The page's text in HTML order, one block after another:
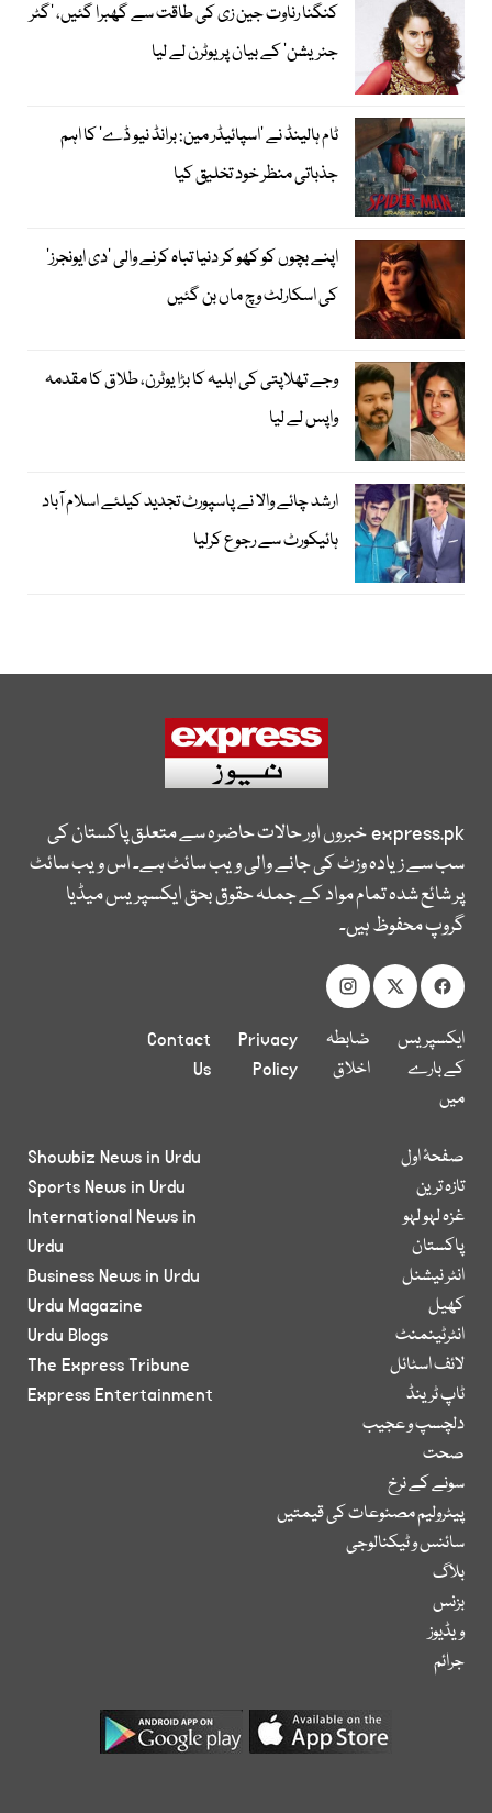
کنگنا رناوت جین زی کی طاقت سے گھبرا گئیں، ’گٹر
جنریشن‘ کے بیان پر یوٹرن لے لیا
ٹام ہالینڈ نے ’اسپائیڈر مین: برانڈ نیو ڈے‘ کا اہم
جذباتی منظر خود تخلیق کیا
اپنے بچوں کو کھو کر دنیا تباہ کرنے والی ’دی ایونجرز‘
کی اسکارلٹ وچ ماں بن گئیں
وجے تھلاپتی کی اہلیہ کا بڑا یوٹرن، طلاق کا مقدمہ
واپس لے لیا
ارشد چائے والا نے پاسپورٹ تجدید کیلئے اسلام آباد
ہائیکورٹ سے رجوع کرلیا
express.pkخبروں اور حالات حاضرہ سے متعلق پاکستان کی
سب سے زیادہ وزٹ کی جانے والی ویب سائٹ ہے۔ اس ویب سائٹ
پر شائع شدہ تمام مواد کے جملہ حقوق بحق ایکسپریس میڈیا
گروپ محفوظ ہیں۔
ایکسپریس
کے بارے
میں
ضابطہ
اخلاق
Privacy
Policy
Contact
Us
صفحۂ اول
تازہ ترین
غزہ لہو لہو
پاکستان
انٹر نیشنل
کھیل
انٹرٹینمنٹ
لائف اسٹائل
ٹاپ ٹرینڈ
دلچسپ و عجیب
صحت
سونے کے نرخ
پیٹرولیم مصنوعات کی قیمتیں
سائنس و ٹیکنالوجی
بلاگ
بزنس
ویڈیوز
جرائم
Showbiz News in Urdu
Sports News in Urdu
International News in
Urdu
Business News in Urdu
Urdu Magazine
Urdu Blogs
The Express Tribune
Express Entertainment